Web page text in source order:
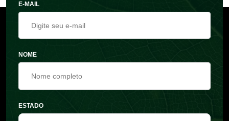
E-MAIL
NOME
ESTADO